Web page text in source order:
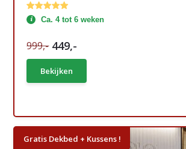
Ca. 4 tot 6 weken
999,- 449,-
Bekijken
Gratis Dekbed + Kussens !